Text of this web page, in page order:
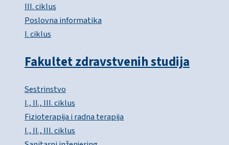
III. ciklus
Poslovna informatika
I. ciklus
Fakultet zdravstvenih studija
Sestrinstvo
I., II., III. ciklus
Fizioterapija i radna terapija
I., II., III. ciklus